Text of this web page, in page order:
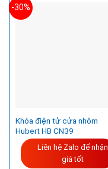
-30%
Khóa điện tử cửa nhôm
Hubert HB CN39
Liên hệ Zalo để nhận
giá tốt